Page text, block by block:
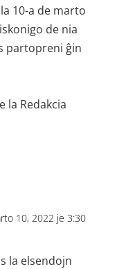
10-a de marto
de nia
partopreni ĝin
la Redakcia
10, 2022 je 3:30
la elsendojn